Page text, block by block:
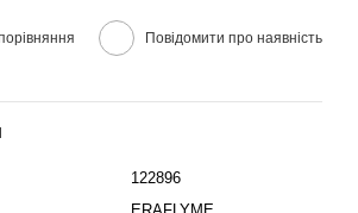
Повідомити про наявність
122896